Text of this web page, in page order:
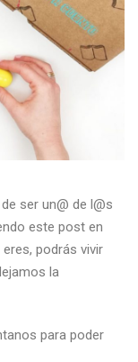
ser un@ de l@s
este post en
podrás vivir
la
para poder